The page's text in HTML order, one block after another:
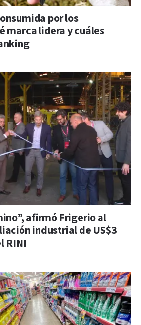
por los
marca lidera y cuáles
afirmó Frigerio al
industrial de US$3
RINI